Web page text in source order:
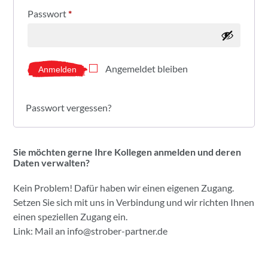
Passwort*
Anmelden Angemeldet bleiben
Passwort vergessen?
Sie möchten gerne Ihre Kollegen anmelden und deren
Daten verwalten?
Kein Problem! Dafür haben wir einen eigenen Zugang.
Setzen Sie sich mit uns in Verbindung und wir richten Ihnen
einen speziellen Zugang ein.
Link: Mail an info@strober-partner.de